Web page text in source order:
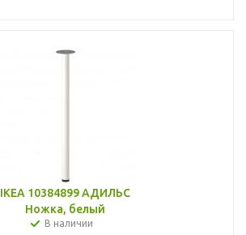
IKEA 10384899 АДИЛЬС
Ножка, белый
В наличии